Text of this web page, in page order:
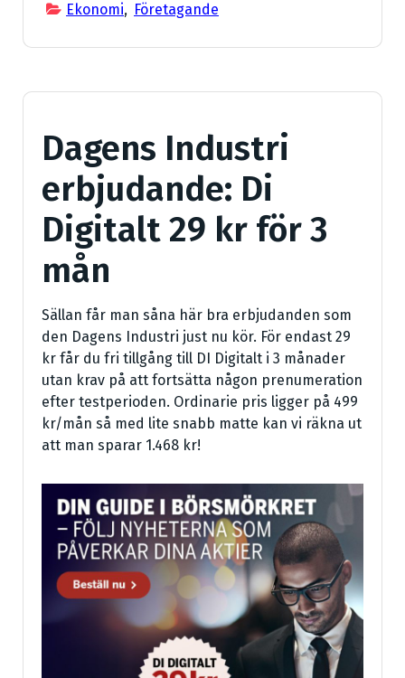
Ekonomi, Företagande
Dagens Industri
erbjudande: Di
Digitalt 29 kr för 3
mån
Sällan får man såna här bra erbjudanden som
den Dagens Industri just nu kör. För endast 29
kr får du fri tillgång till DI Digitalt i 3 månader
utan krav på att fortsätta någon prenumeration
efter testperioden. Ordinarie pris ligger på 499
kr/mån så med lite snabb matte kan vi räkna ut
att man sparar 1.468 kr!